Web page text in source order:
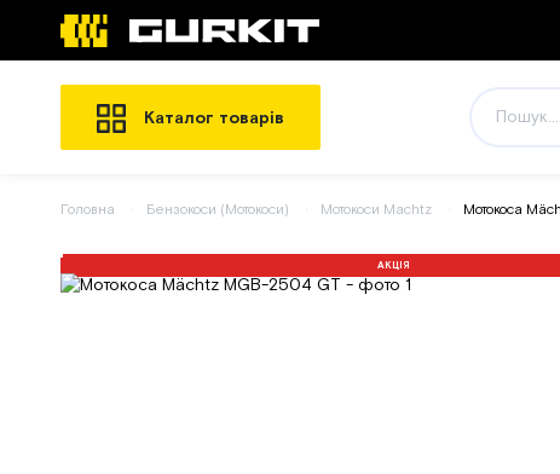
Каталог товарів
Головна Бензокоси (Мотокоси) Мотокоси Machtz Мотокоса
АКЦІЯ